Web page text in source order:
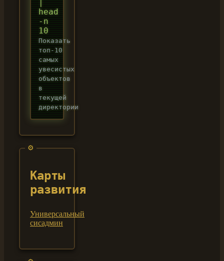
head
-n
10
Показать
топ-10
самых
увесистых
объектов
в
текущей
директории
Карты
развития
Универсальный
сисадмин